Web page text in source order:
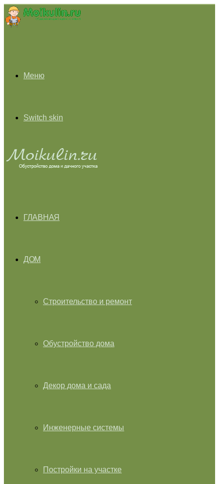
Меню
Switch skin
ГЛАВНАЯ
ДОМ
Строительство и ремонт
Обустройство дома
Декор дома и сада
Инженерные системы
Постройки на участке